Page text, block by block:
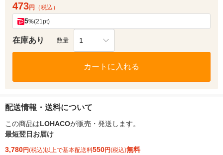
473円 （税込）
5%(21pt)
在庫あり 数量 1
カートに入れる
配送情報・送料について
この商品はLOHACOが販売・発送します。
最短翌日お届け
3,780円(税込)以上で基本配送料550円(税込)無料